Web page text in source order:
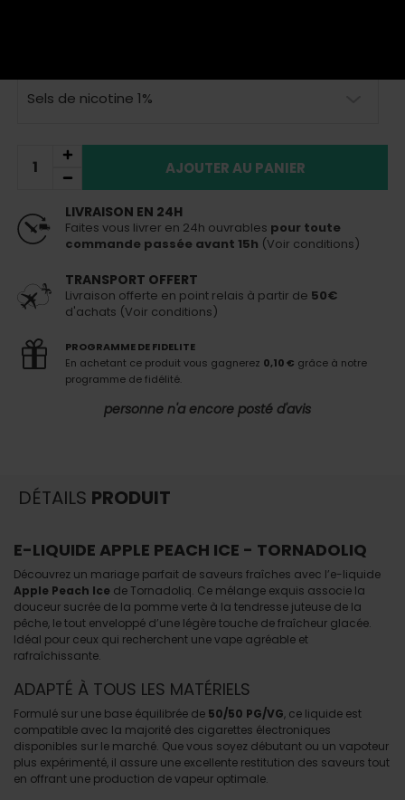
Sels de nicotine 1%
AJOUTER AU PANIER
LIVRAISON EN 24H
Faites vous livrer en 24h ouvrables pour toute
commande passée avant 15h (Voir conditions)
TRANSPORT OFFERT
Livraison offerte en point relais à partir de 50€
d'achats (Voir conditions)
PROGRAMME DE FIDELITE
En achetant ce produit vous gagnerez 0,10 € grâce à notre
programme de fidélité.
personne n'a encore posté d'avis
DÉTAILS PRODUIT
E-LIQUIDE APPLE PEACH ICE - TORNADOLIQ
Découvrez un mariage parfait de saveurs fraîches avec l’e-liquide
Apple Peach Ice de Tornadoliq. Ce mélange exquis associe la
douceur sucrée de la pomme verte à la tendresse juteuse de la
pêche, le tout enveloppé d’une légère touche de fraîcheur glacée.
Idéal pour ceux qui recherchent une vape agréable et
rafraîchissante.
ADAPTÉ À TOUS LES MATÉRIELS
Formulé sur une base équilibrée de 50/50 PG/VG, ce liquide est
compatible avec la majorité des cigarettes électroniques
disponibles sur le marché. Que vous soyez débutant ou un vapoteur
plus expérimenté, il assure une excellente restitution des saveurs tout
en offrant une production de vapeur optimale.